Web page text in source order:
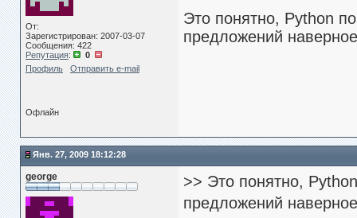
От:
Зарегистрирован: 2007-03-07
Сообщения: 422
Репутация:
0
Профиль
Отправить e-mail
Это понятно, Python
предложений
Офлайн
Янв. 27, 2009 18:12:28
george
>> Это понятно,
предложений